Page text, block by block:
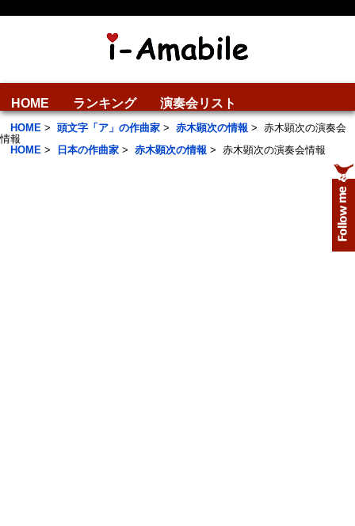
HOME ランキング 演奏会リスト
HOME > 頭文字「ア」の作曲家 > 赤木顕次の情報 > 赤木顕次の演奏会
情報
HOME > 日本の作曲家 > 赤木顕次の情報 > 赤木顕次の演奏会情報